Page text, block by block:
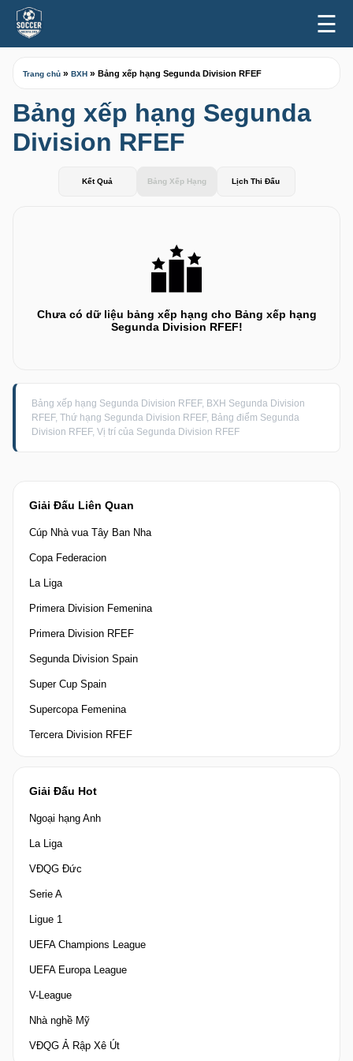
☰
Giải Đấu Liên Quan
Cúp Nhà vua Tây Ban Nha
Copa Federacion
La Liga
Primera Division Femenina
Primera Division RFEF
Segunda Division Spain
Super Cup Spain
Supercopa Femenina
Tercera Division RFEF
Giải Đấu Hot
Ngoại hạng Anh
La Liga
VĐQG Đức
Serie A
Ligue 1
UEFA Champions League
UEFA Europa League
V-League
Nhà nghề Mỹ
VĐQG Ả Rập Xê Út
Trang chủ » BXH » Bảng xếp hạng Segunda Division RFEF
Bảng xếp hạng Segunda
Division RFEF
Kết Quả Bảng Xếp Hạng Lịch Thi Đấu
Chưa có dữ liệu bảng xếp hạng cho Bảng xếp hạng
Segunda Division RFEF!
Bảng xếp hạng Segunda Division RFEF, BXH Segunda Division
RFEF, Thứ hạng Segunda Division RFEF, Bảng điểm Segunda
Division RFEF, Vị trí của Segunda Division RFEF